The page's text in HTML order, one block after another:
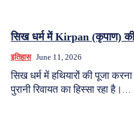
सिख धर्म में Kirpan (कृपाण)
इतिहास June 11, 2026
सिख धर्म में हथियारों की पूजा
पुरानी रिवायत का हिस्सा रहा है।...